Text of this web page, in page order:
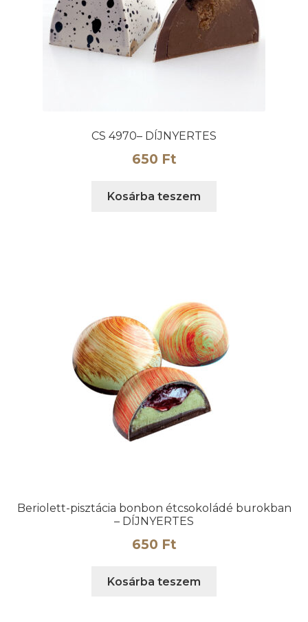
CS 4970– DÍJNYERTES
650 Ft
Kosárba teszem
Beriolett-pisztácia bonbon étcsokoládé burokban
– DÍJNYERTES
650 Ft
Kosárba teszem